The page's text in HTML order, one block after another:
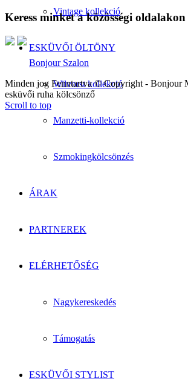
Vintage kollekció
ESKÜVŐI ÖLTÖNY
Wilvorst kollekció
Manzetti-kollekció
Szmokingkölcsönzés
ÁRAK
PARTNEREK
ELÉRHETŐSÉG
Nagykereskedés
Támogatás
ESKÜVŐI STYLIST
Keress minket a közösségi oldalakon
Bonjour Szalon
Minden jog Fenntartva © Copyright - Bonjour
esküvői ruha kölcsönző
Scroll to top